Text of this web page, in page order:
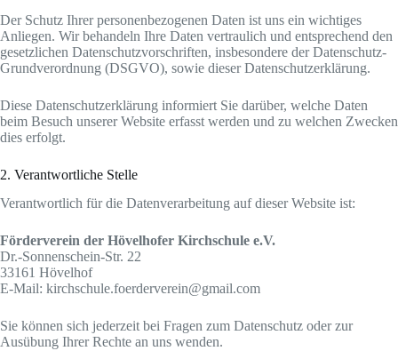
Der Schutz Ihrer personenbezogenen Daten ist uns ein wichtiges
Anliegen. Wir behandeln Ihre Daten vertraulich und entsprechend den
gesetzlichen Datenschutzvorschriften, insbesondere der Datenschutz-
Grundverordnung (DSGVO), sowie dieser Datenschutzerklärung.
Diese Datenschutzerklärung informiert Sie darüber, welche Daten
beim Besuch unserer Website erfasst werden und zu welchen Zwecken
dies erfolgt.
2. Verantwortliche Stelle
Verantwortlich für die Datenverarbeitung auf dieser Website ist:
Förderverein der Hövelhofer Kirchschule e.V.
Dr.-Sonnenschein-Str. 22
33161 Hövelhof
E-Mail: kirchschule.foerderverein@gmail.com
Sie können sich jederzeit bei Fragen zum Datenschutz oder zur
Ausübung Ihrer Rechte an uns wenden.